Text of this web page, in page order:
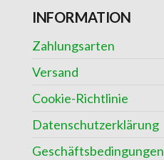
INFORMATION
Zahlungsarten
Versand
Cookie-Richtlinie
Datenschutzerklärung
Geschäftsbedingungen